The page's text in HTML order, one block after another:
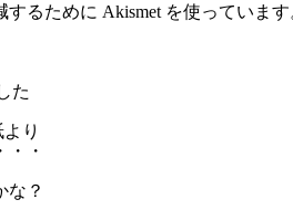
するために Akismet を使っていま
た
り
・
な？